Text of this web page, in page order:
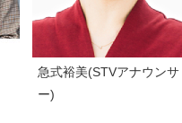
急式裕美(STVアナウンサ
ー)